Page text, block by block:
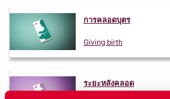
การคลอดบุตร
Giving birth
ระยะหลังคลอด